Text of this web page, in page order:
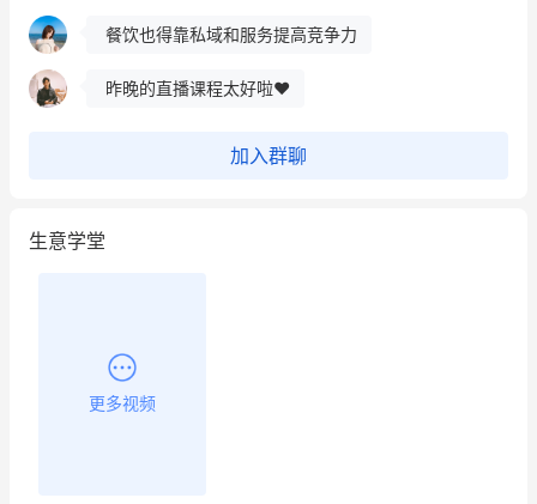
餐饮也得靠私域和服务提高竞争力
昨晚的直播课程太好啦❤️
加入群聊
生意学堂
更多视频